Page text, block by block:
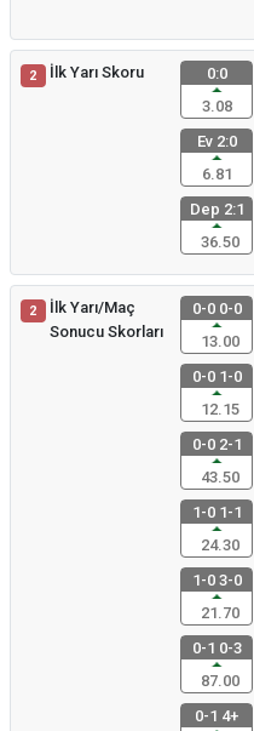
2 İlk Yarı Skoru
0:0
3.08
Ev 2:0
6.81
Dep 2:1
36.50
2
İlk Yarı/Maç
Sonucu Skorları
0-0 0-0
13.00
0-0 1-0
12.15
0-0 2-1
43.50
1-0 1-1
24.30
1-0 3-0
21.70
0-1 0-3
87.00
0-1 4+